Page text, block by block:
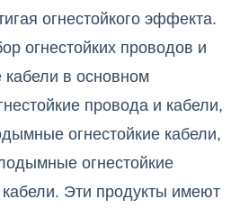
огнестойкого эффекта.
огнестойких проводов и
кабели в основном
провода и кабели,
огнестойкие кабели,
огнестойкие
кабели. Эти продукты имеют